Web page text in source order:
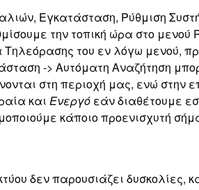
Εγκατάσταση, Ρύθμιση
την τοπική ώρα στο μενού
του εν λόγω μενού,
-> Αυτόματη Αναζήτηση
στη περιοχή μας, ενώ στην
και Ενεργό εάν διαθέτουμε
κάποιο προενισχυτή
δεν παρουσιάζει δυσκολίες,